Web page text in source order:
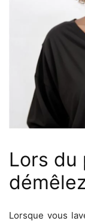
Lors du
Lorsque vous